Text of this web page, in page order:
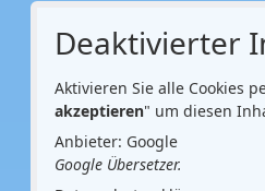
Deaktivierter
Aktivieren Sie alle Cookies
akzeptieren" um diesen
Anbieter: Google
Google Übersetzer.